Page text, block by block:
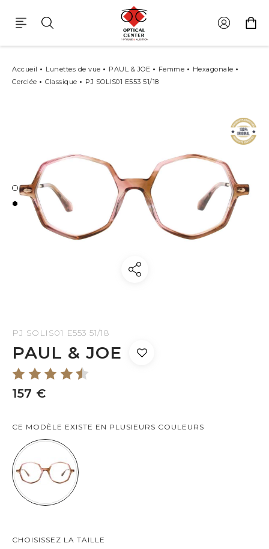
Lunettes De Vue Paul & Joe Pj solis01 e553
Accueil Lunettes de vue PAUL & JOE Femme
Hexagonale
Cerclée
Classique PJ SOLIS01 E553 51/18
PJ SOLIS01 E553 51/18
PAUL & JOE
157 €
CE MODÈLE EXISTE EN PLUSIEURS COULEURS
CHOISISSEZ LA TAILLE